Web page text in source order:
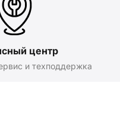
центр
и техподдержка